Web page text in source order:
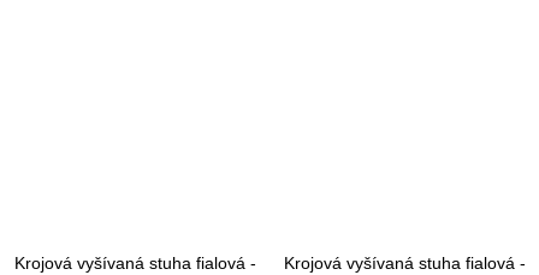
Krojová vyšívaná stuha fialová -
Krojová vyšívaná stuha fialová -